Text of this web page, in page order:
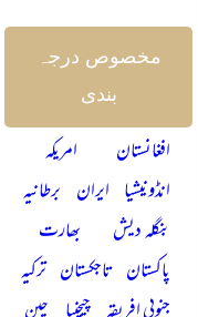
مخصوص درجہ
بندی
افغانستان
امریکہ
انڈونیشیا ایران برطانیہ
بنگلہ دیش
بھارت
پاکستان تاجکستان ترکیہ